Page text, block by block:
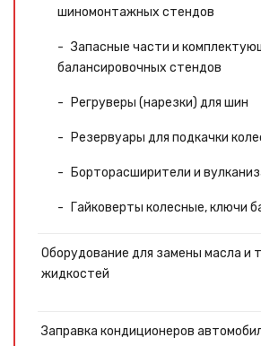
шиномонтажных стендов
Запасные части и
балансировочных стендов
Регруверы (нарезки) для шин
Резервуары для подкачки
Борторасширители и
Гайковерты колесные, ключи
Оборудование для замены масла и
жидкостей
Заправка кондиционеров